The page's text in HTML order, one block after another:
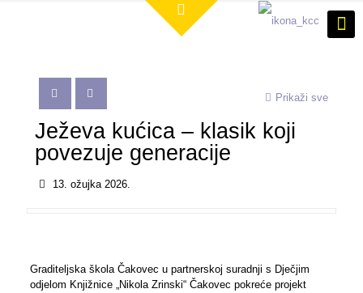
Prikaži sve
Ježeva kućica – klasik koji
povezuje generacije
13. ožujka 2026.
Graditeljska škola Čakovec u partnerskoj suradnji s Dječjim
odjelom Knjižnice „Nikola Zrinski“ Čakovec pokreće projekt